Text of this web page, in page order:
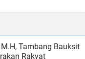
M.H, Tambang Bauksit
Rakyat